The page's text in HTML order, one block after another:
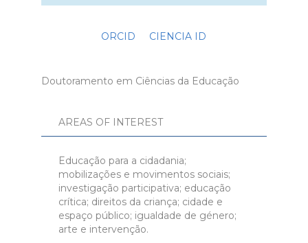
ORCID CIENCIA ID
Doutoramento em Ciências da Educação
AREAS OF INTEREST
Educação para a cidadania;
mobilizações e movimentos sociais;
investigação participativa; educação
crítica; direitos da criança; cidade e
espaço público; igualdade de género;
arte e intervenção.